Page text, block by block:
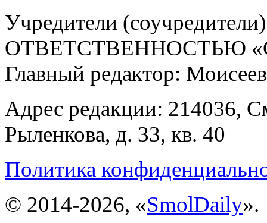
Учредители
ОТВЕТСТВЕННОСТЬЮ
Главный редактор:
Адрес редакции: 214036,
Рыленкова, д. 33, кв. 40
Политика
© 2014-2026, «SmolDaily».